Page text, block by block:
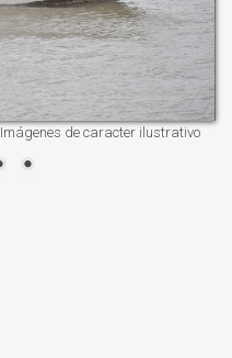
Imágenes de caracter ilustrativo